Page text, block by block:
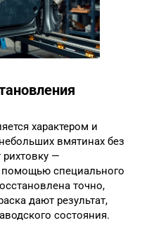
характером и
вмятинах без
—
специального
точно,
дают результат,
состояния.